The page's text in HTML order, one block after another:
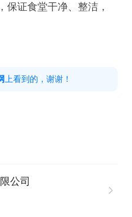
保证食堂干净、整洁，
上看到的，谢谢！
公司